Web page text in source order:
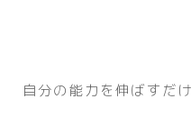
自分の能力を伸ばすだけ